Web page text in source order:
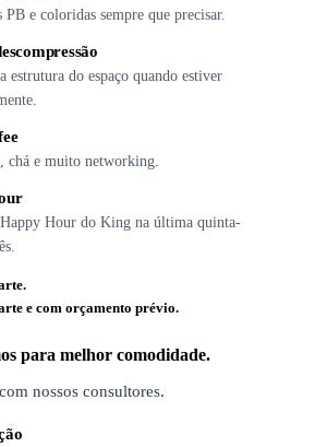
PB e coloridas sempre que precisar.
estrutura do espaço quando estiver
chá e muito networking.
Happy Hour do King na última quinta-
e com orçamento prévio.
para melhor comodidade.
nossos consultores.